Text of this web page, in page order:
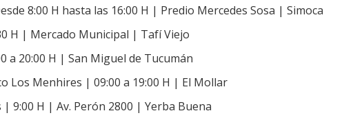
8:00 H hasta las 16:00 H | Predio Mercedes Sosa | Simoca
H | Mercado Municipal | Tafí Viejo
a 20:00 H | San Miguel de Tucumán
Los Menhires | 09:00 a 19:00 H | El Mollar
| 9:00 H | Av. Perón 2800 | Yerba Buena